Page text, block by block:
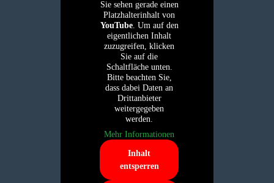
Sie sehen gerade einen
Platzhalterinhalt von
YouTube. Um auf den
eigentlichen Inhalt
zuzugreifen, klicken
Sie auf die
Schaltfläche unten.
Bitte beachten Sie,
dass dabei Daten an
Drittanbieter
weitergegeben
werden.
Mehr Informationen
Inhalt
entsperren